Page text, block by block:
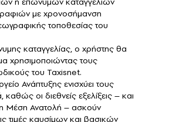
με χρονοσήμανση
τοποθεσίας του
καταγγελίας, ο χρήστης θα
χρησιμοποιώντας τους
του Taxisnet.
Ανάπτυξης ενισχύει τους
οι διεθνείς εξελίξεις – και
Μέση Ανατολή – ασκούν
τιμές καυσίμων και βασικών